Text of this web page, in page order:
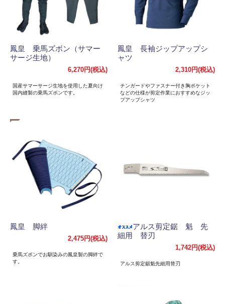
鳳皇 乗馬ズボン（サマー
サージ生地）
6,270円(税込)
国産サマーサージ生地を使用した夏向け
国内縫製の乗馬ズボンです。
鳳皇 長袖ジップアップシ
ャツ
2,310円(税込)
チンガードやファスナー付き胸ポケット
などの仕様が剪定作業におすすめなジッ
プアップシャツ
鳳皇 脚絆
2,475円(税込)
乗馬ズボンでお馴染みの鳳皇製の脚絆で
す。
アルス剪定鋸 魁 先
細用 替刃
1,742円(税込)
アルス剪定鋸魁先細用替刃